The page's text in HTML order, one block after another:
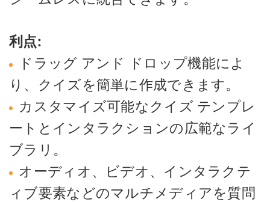
利点:
ドラッグ アンド ドロップ機能によ
り、クイズを簡単に作成できます。
カスタマイズ可能なクイズ テンプレ
ートとインタラクションの広範なライ
ブラリ。
オーディオ、ビデオ、インタラクテ
ィブ要素などのマルチメディアを質問